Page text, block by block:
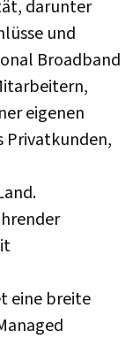
darunter
und
Broadband
eigenen
Privatkunden,
eine breite